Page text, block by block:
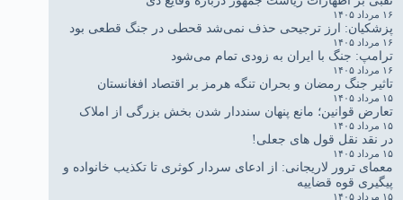
۱۶ مرداد ۱۴۰۵
پزشکیان: ارز ترجیحی حذف نمی‌شد قحطی در جنگ قطعی بود
۱۶ مرداد ۱۴۰۵
ترامپ: جنگ با ایران به زودی تمام می‌شود
۱۶ مرداد ۱۴۰۵
تاثیر جنگ رمضان و بحران تنگه هرمز بر اقتصاد افغانستان
۱۵ مرداد ۱۴۰۵
تعارض قوانین؛ مانع پنهان سنددار شدن بخش بزرگی از املاک
۱۵ مرداد ۱۴۰۵
در نقد نقل قول های جعلی!
۱۵ مرداد ۱۴۰۵
معمای ترور لاریجانی: از ادعای سردار کوثری تا تکذیب خانواده و
پیگیری قوه قضاییه
۱۵ مرداد ۱۴۰۵